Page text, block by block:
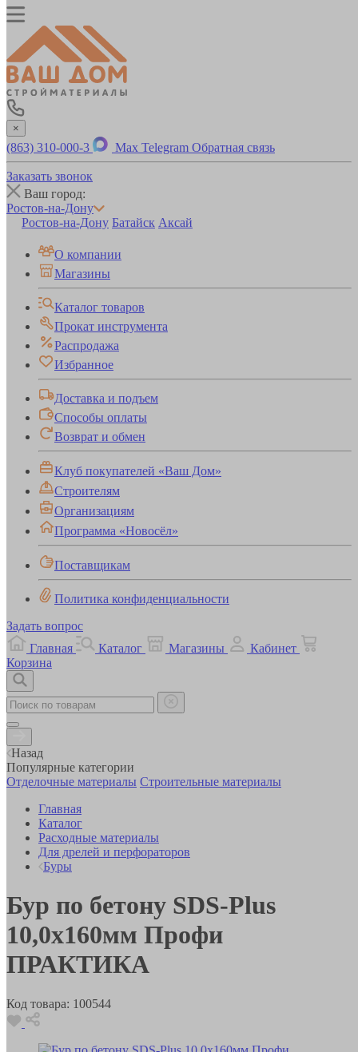
×
(863) 310-000-3 Max Telegram Обратная связь
Заказать звонок
Ваш город:
Ростов-на-Дону
Ростов-на-Дону Батайск Аксай
О компании
Магазины
Каталог товаров
Прокат инструмента
Распродажа
Избранное
Доставка и подъем
Способы оплаты
Возврат и обмен
Клуб покупателей «Ваш Дом»
Строителям
Организациям
Программа «Новосёл»
Поставщикам
Политика конфиденциальности
Задать вопрос
Главная
Каталог Магазины
Кабинет
Корзина
Назад
Популярные категории
Отделочные материалы Строительные материалы
Главная
Каталог
Расходные материалы
Для дрелей и перфораторов
Буры
Бур по бетону SDS-Plus
10,0х160мм Профи
ПРАКТИКА
Код товара: 100544